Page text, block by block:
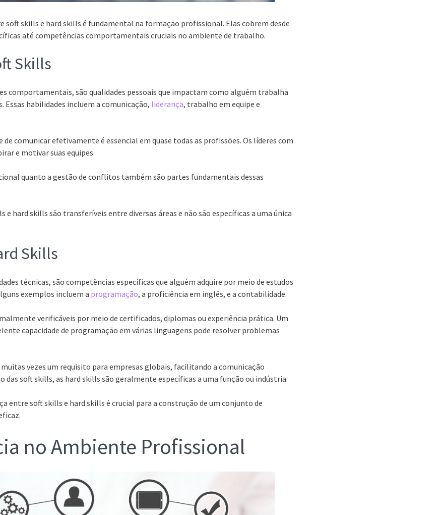
soft skills e hard skills é fundamental na formação profissional. Elas cobrem desde
até competências comportamentais cruciais no ambiente de trabalho.
Skills
comportamentais, são qualidades pessoais que impactam como alguém trabalha
Essas habilidades incluem a comunicação, liderança, trabalho em equipe e
de comunicar efetivamente é essencial em quase todas as profissões. Os líderes com
e motivar suas equipes.
quanto a gestão de conflitos também são partes fundamentais dessas
e hard skills são transferíveis entre diversas áreas e não são específicas a uma única
Skills
técnicas, são competências específicas que alguém adquire por meio de estudos
exemplos incluem a programação, a proficiência em inglês, e a contabilidade.
verificáveis por meio de certificados, diplomas ou experiência prática. Um
capacidade de programação em várias linguagens pode resolver problemas
vezes um requisito para empresas globais, facilitando a comunicação
das soft skills, as hard skills são geralmente específicas a uma função ou indústria.
entre soft skills e hard skills é crucial para a construção de um conjunto de
no Ambiente Profissional